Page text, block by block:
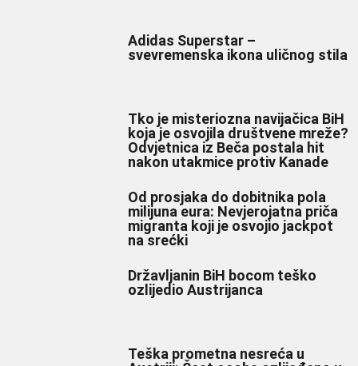
Adidas Superstar –
svevremenska ikona uličnog stila
Tko je misteriozna navijačica BiH
koja je osvojila društvene mreže?
Odvjetnica iz Beča postala hit
nakon utakmice protiv Kanade
Od prosjaka do dobitnika pola
milijuna eura: Nevjerojatna priča
migranta koji je osvojio jackpot
na srećki
Državljanin BiH bocom teško
ozlijedio Austrijanca
Teška prometna nesreća u